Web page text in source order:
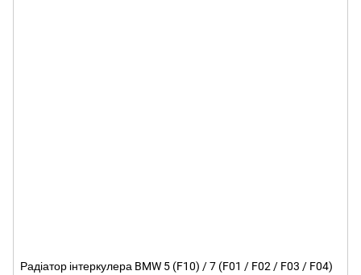
Радіатор інтеркулера BMW 5 (F10) / 7 (F01 / F02 / F03 / F04)